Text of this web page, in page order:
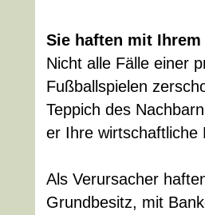
Sie haften mit Ihrem
Nicht alle Fälle einer
Fußballspielen
Teppich des
er Ihre wirtschaftliche
Als Verursacher
Grundbesitz, mit